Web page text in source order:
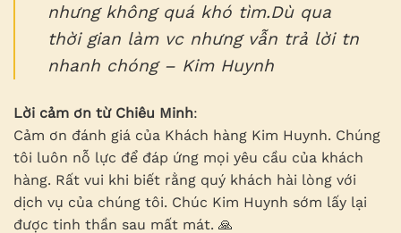
nhưng không quá khó tìm.Dù qua
thời gian làm vc nhưng vẫn trả lời tn
nhanh chóng – Kim Huynh
Lời cảm ơn từ Chiêu Minh:
Cảm ơn đánh giá của Khách hàng Kim Huynh. Chúng
tôi luôn nỗ lực để đáp ứng mọi yêu cầu của khách
hàng. Rất vui khi biết rằng quý khách hài lòng với
dịch vụ của chúng tôi. Chúc Kim Huynh sớm lấy lại
được tinh thần sau mất mát. 🙏